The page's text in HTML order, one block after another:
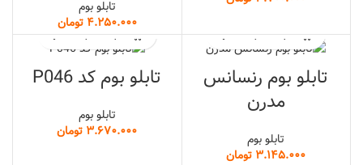
تابلو بوم
تومان
تابلو بوم رنسانس
مدرن
تابلو بوم
تومان
تابلو بوم کد P046
تابلو بوم
تومان